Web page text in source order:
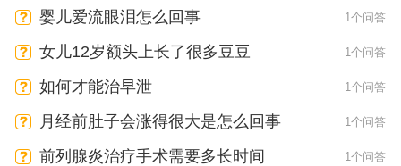
婴儿爱流眼泪怎么回事 1个问答
女儿12岁额头上长了很多豆豆 1个问答
如何才能治早泄 1个问答
月经前肚子会涨得很大是怎么回事 1个问答
前列腺炎治疗手术需要多长时间 1个问答